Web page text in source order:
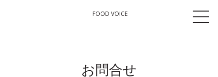
FOOD VOICE
お問合せ